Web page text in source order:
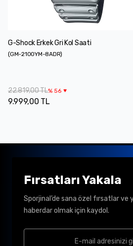
G-Shock Erkek Gri Kol Saati
(GM-2100YM-8ADR)
22.819,00 TL% 56
9.999,00 TL
Fırsatları Yakala
Sporjinal’de sana özel fırsatlar ve
haberdar olmak için kaydol.